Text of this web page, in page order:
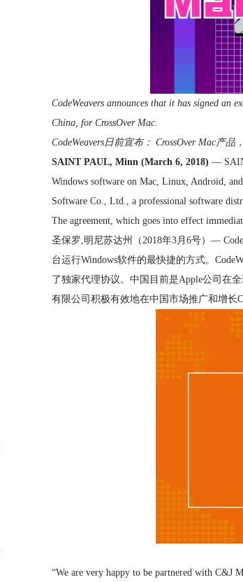
CodeWeavers announces that it has signed an
China, for CrossOver Mac.
CodeWeavers日前宣布： CrossOver Mac产品
SAINT PAUL, Minn (March 6, 2018) —
Windows software on Mac, Linux, Android,
Software Co., Ltd., a professional software
The agreement, which goes into effect
圣保罗,明尼苏达州（2018年3月6号）—
台运行Windows软件的最快捷的方式。
了独家代理协议。中国目前是Apple公司在
有限公司积极有效地在中国市场推广和增长
“We are very happy to be partnered with C&J